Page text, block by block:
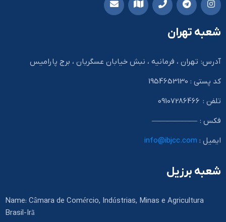
شعبه تهران
آدرس: تهران ، فرمانیه ، نبش خیابان عسگریان ، برج پارامیس
کد پستی : 1954653130
تلفن : 09107286466
فکس : ——————
ایمیل : info@ibjcc.com
شعبه برزیل
Name: Câmara de Comércio, Indústrias, Minas e Agricultura
Brasil-Irã